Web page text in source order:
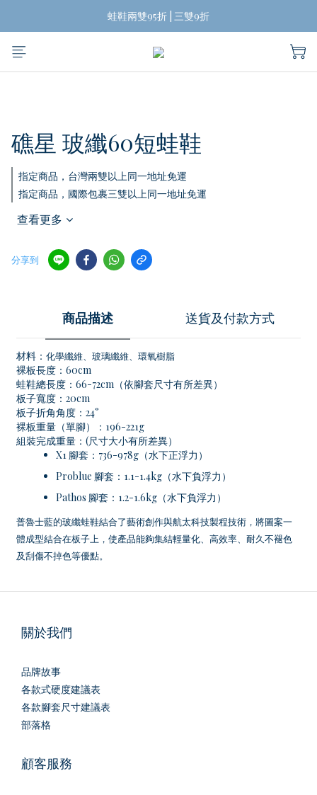
揪團買蛙鞋，折扣帶回家
蛙鞋兩雙95折 | 三雙9折
台灣兩雙起免運費
礁星 玻纖60短蛙鞋
指定商品，台灣兩雙以上同一地址免運
指定商品，國際包裹三雙以上同一地址免運
查看更多
分享到
商品描述 送貨及付款方式
材料： 化學纖維、玻璃纖維、環氧樹脂
裸板長度：60cm
蛙鞋總長度：66-72cm（依腳套尺寸有所差異）
板子寬度：20cm
板子折角角度：24°
裸板重量（單腳）：196-221g
組裝完成重量：(尺寸大小有所差異）
X1 腳套：736-978g（水下正浮力）
Problue 腳套：1.1-1.4kg（水下負浮力）
Pathos 腳套：1.2-1.6kg（水下負浮力）
普魯士藍的玻纖蛙鞋結合了藝術創作與航太科技製程技術，將圖案一
體成型結合在板子上，使產品能夠集結輕量化、高效率、耐久不褪色
及刮傷不掉色等優點。
關於我們
品牌故事
各款式硬度建議表
各款腳套尺寸建議表
部落格
顧客服務